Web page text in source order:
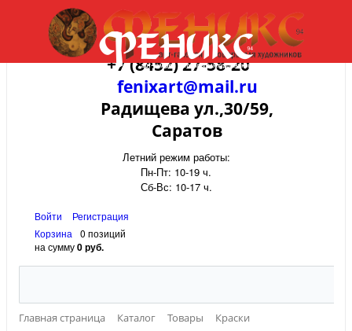
+7 (8452) 27-58-20
fenixart@mail.ru
Радищева ул.,30/59,
Саратов
Летний режим работы:
Пн-Пт: 10-19 ч.
Сб-Вс: 10-17 ч.
Войти
Регистрация
Корзина
0 позиций
на сумму0 руб.
Главная страница Каталог Товары
Краски